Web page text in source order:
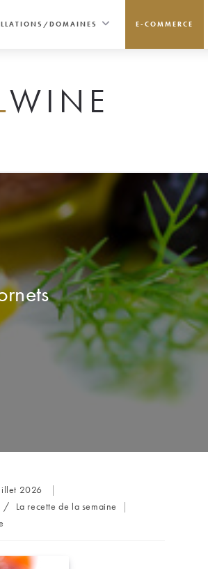
DOMAINES E-COMMERCE
WINE
2026
/
La recette de la semaine